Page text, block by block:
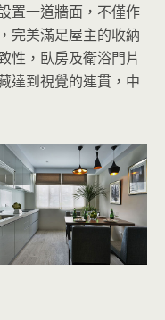
置一道牆面，不僅作
完美滿足屋主的收納
性，臥房及衛浴門片
達到視覺的連貫，中